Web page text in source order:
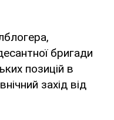
бригади
позицій в
захід від